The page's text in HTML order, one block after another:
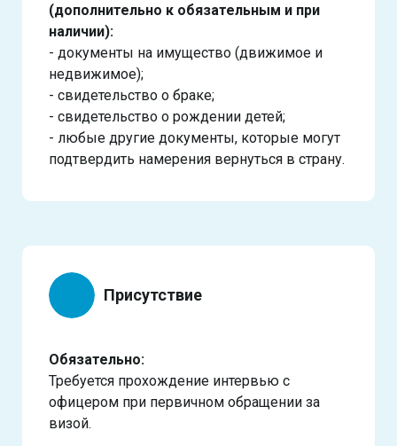
(дополнительно к обязательным и при
наличии):
- документы на имущество (движимое и
недвижимое);
- свидетельство о браке;
- свидетельство о рождении детей;
- любые другие документы, которые могут
подтвердить намерения вернуться в страну.
Присутствие
Обязательно:
Требуется прохождение интервью с
офицером при первичном обращении за
визой.